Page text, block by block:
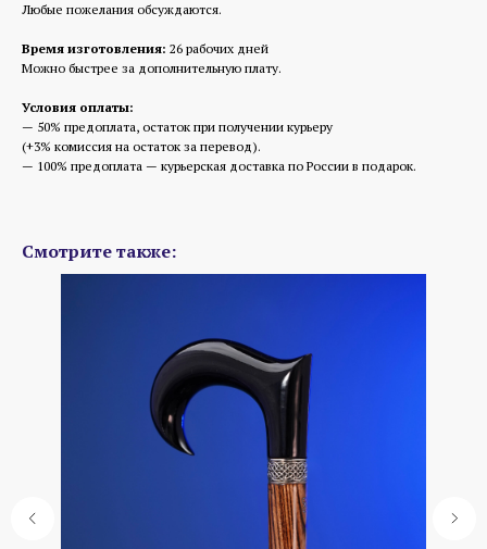
Любые пожелания обсуждаются.
Время изготовления: 26 рабочих дней
Можно быстрее за дополнительную плату.
Условия оплаты:
— 50% предоплата, остаток при получении курьеру
(+3% комиссия на остаток за перевод).
— 100% предоплата — курьерская доставка по России в подарок.
Смотрите также: